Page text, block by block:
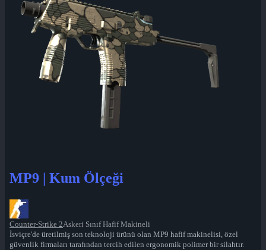
MP9 | Kum Ölçeği
Counter-Strike 2Askeri Sınıf Hafif Makineli
İsviçre'de üretilmiş son teknoloji ürünü olan MP9 hafif makinelisi, özel
güvenlik firmaları tarafından tercih edilen ergonomik polimer bir silahtır.